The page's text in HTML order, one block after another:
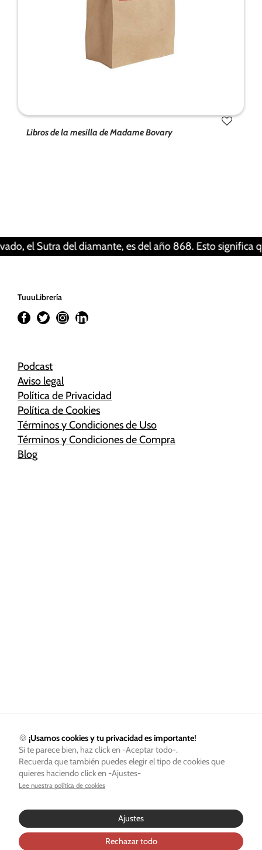
Libros de la mesilla de Madame Bovary
del diamante, es del año 868. Esto significa que un
TuuuLibrería
Podcast
Aviso legal
Política de Privacidad
Política de Cookies
Términos y Condiciones de Uso
Términos y Condiciones de Compra
Blog
🍪 ¡Usamos cookies y tu privacidad es importante!
Si te parece bien, haz click en -Aceptar todo-.
Recuerda que también puedes elegir el tipo de cookies que
quieres haciendo click en -Ajustes-
Lee nuestra política de cookies
Ajustes
Rechazar todo